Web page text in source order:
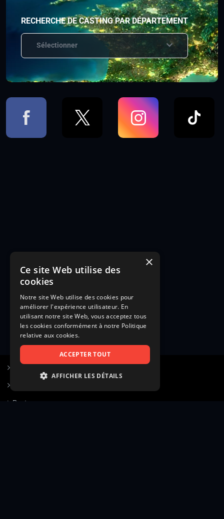
RECHERCHE DE CASTING PAR DÉPARTEMENT
Sélectionner
Poster une annonce
×
Ce site Web utilise des
cookies
Notre site Web utilise des cookies pour
améliorer l'expérience utilisateur. En
utilisant notre site Web, vous acceptez tous
les cookies conformément à notre Politique
relative aux cookies.
ACCEPTER TOUT
AFFICHER LES DÉTAILS